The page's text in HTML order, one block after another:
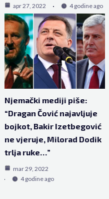
apr 27, 2022 4 godine ago
Njemački mediji piše:
“Dragan Čović najavljuje
bojkot, Bakir Izetbegović
ne vjeruje, Milorad Dodik
trlja ruke…”
mar 29, 2022
4 godine ago